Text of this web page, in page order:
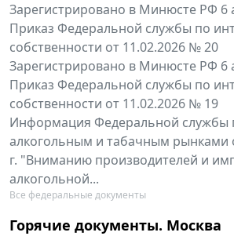
Зарегистрировано в Минюсте РФ 6
Приказ Федеральной службы по
собственности от 11.02.2026 № 20
Зарегистрировано в Минюсте РФ 6
Приказ Федеральной службы по
собственности от 11.02.2026 № 19
Информация Федеральной службы
алкогольным и табачным рынками
г. "Вниманию производителей и
алкогольной...
Все федеральные документы
Горячие документы. Москва